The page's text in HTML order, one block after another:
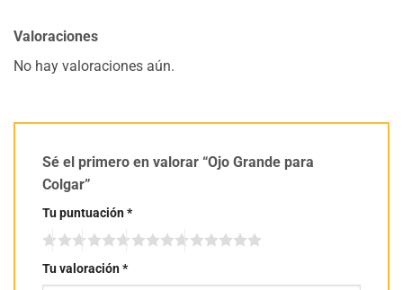
Valoraciones
No hay valoraciones aún.
Sé el primero en valorar “Ojo Grande para
Colgar”
Tu puntuación*
Tu valoración*